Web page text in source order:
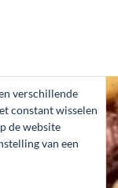
verschillende
constant wisselen
de website
van een